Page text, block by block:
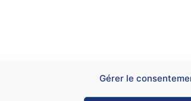
Gérer le